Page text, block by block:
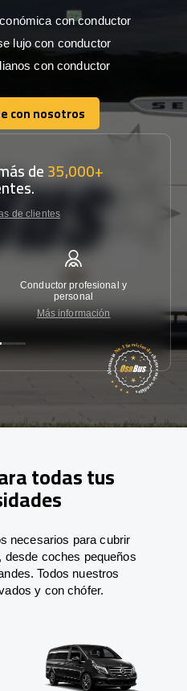
con conductor
lujo con conductor
con conductor
con nosotros
con nosotros
de35,000+
de clientes
Conductor profesional y
personal
Más información
todas tus
necesarios para cubrir
coches pequeños
Todos nuestros
y con chófer.